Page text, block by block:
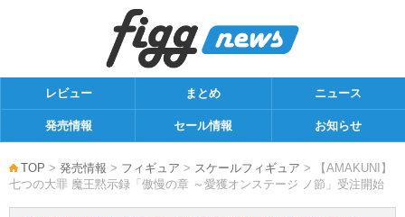
レビュー まとめ ニュース
発売情報 セール情報 お知らせ
TOP > 発売情報 > フィギュア > スケールフィギュア > 【AMAKUNI】
七つの大罪 魔王黙示録「傲慢の章 ～愛獲オンステージ ノ節」受注開始